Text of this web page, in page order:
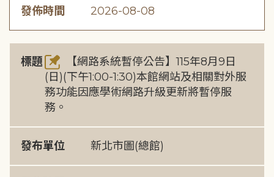
發佈時間 2026-08-08
標題
【網路系統暫停公告】115年8月9日
(日)(下午1:00-1:30)本館網站及相關對外服
務功能因應學術網路升級更新將暫停服
務。
發布單位 新北市圖(總館)